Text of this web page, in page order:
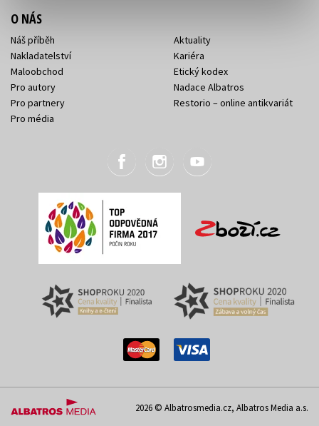
O NÁS
Náš příběh
Nakladatelství
Maloobchod
Pro autory
Pro partnery
Pro média
Aktuality
Kariéra
Etický kodex
Nadace Albatros
Restorio – online antikvariát
2026 © Albatrosmedia.cz, Albatros Media a.s.